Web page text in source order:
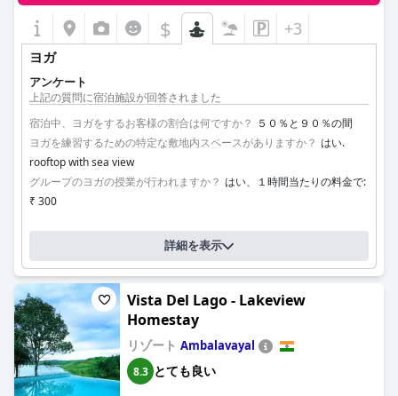
$ +3
ヨガ
アンケート
上記の質問に宿泊施設が回答されました
宿泊中、ヨガをするお客様の割合は何ですか？ ５０％と９０％の間
ヨガを練習するための特定な敷地内スペースがありますか？ はい.
rooftop with sea view
グループのヨガの授業が行われますか？ はい、１時間当たりの料金で:
₹ 300
詳細を表示
Vista Del Lago - Lakeview
Homestay
リゾート Ambalavayal
8.3 とても良い